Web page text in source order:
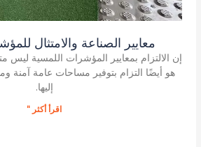
معايير الصناعة والامتثال
إن الالتزام بمعايير المؤشرات اللمسية ليس
هو أيضًا التزام بتوفير مساحات عامة آمنة
إليها.
اقرأ أكثر "